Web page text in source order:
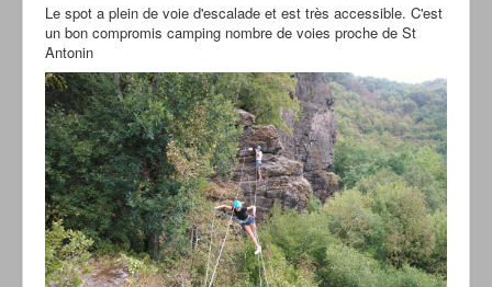
Le spot a plein de voie d'escalade et est très accessible. C'est
un bon compromis camping nombre de voies proche de St
Antonin